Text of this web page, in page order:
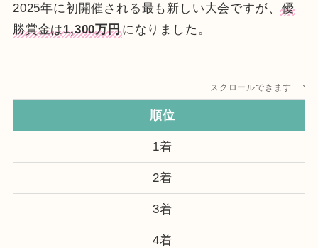
2025年に初開催される最も新しい大会ですが、優
勝賞金は1,300万円になりました。
スクロールできます
順位
1着
2着
3着
4着